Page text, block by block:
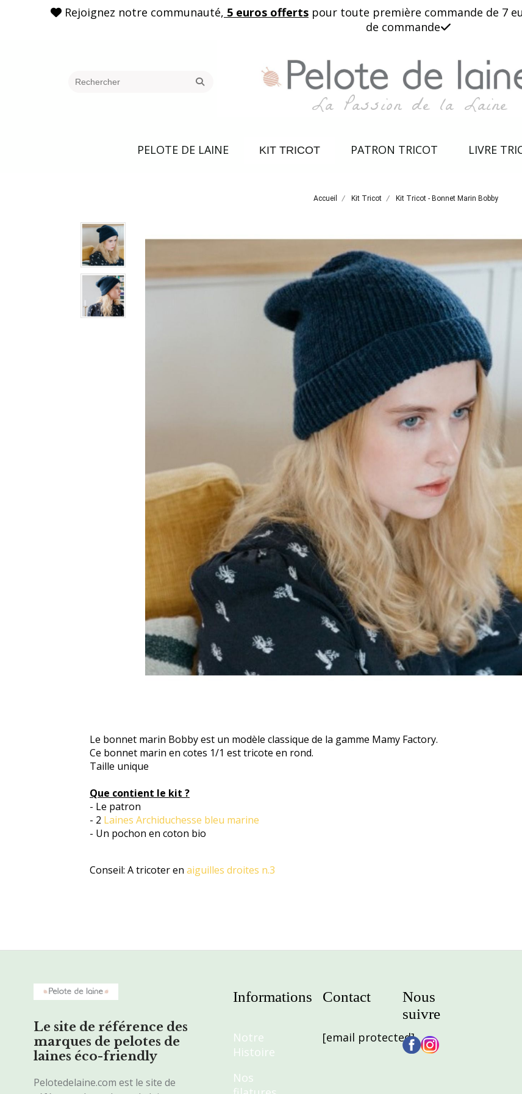
 Rejoignez notre communauté, 5 euros offerts pour toute première commande de 7
de commande
La Passion de la Laine
PELOTE DE LAINE KIT TRICOT PATRON TRICOT LIVRE
Accueil Kit Tricot Kit Tricot - Bonnet Marin Bobby
Le bonnet marin Bobby est un modèle classique de la gamme Mamy Factory.
Ce bonnet marin en cotes 1/1 est tricote en rond.
Taille unique
Que contient le kit ?
- Le patron
- 2 Laines Archiduchesse bleu marine
- Un pochon en coton bio
Conseil: A tricoter en aiguilles droites n.3
Le site de référence des
marques de pelotes de
laines éco-friendly
Pelotedelaine.com est le site de
Informations
Notre
Histoire
Nos
Contact
[email protected]
Nous
suivre